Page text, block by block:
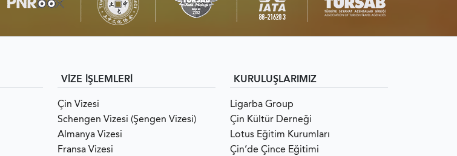
VİZE İŞLEMLERİ
Çin Vizesi
Schengen Vizesi (Şengen Vizesi)
Almanya Vizesi
Fransa Vizesi
KURULUŞLARIMIZ
Ligarba Group
Çin Kültür Derneği
Lotus Eğitim Kurumları
Çin’de Çince Eğitimi